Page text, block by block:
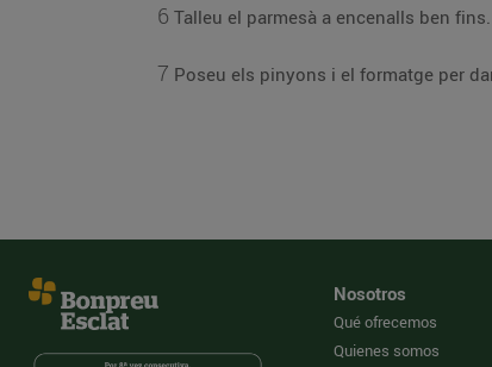
6 Talleu el parmesà a encenalls ben fins.
7 Poseu els pinyons i el formatge per
Nosotros
Qué ofrecemos
Quienes somos